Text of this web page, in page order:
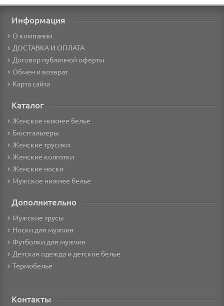
Информация
О компании
ДОСТАВКА И ОПЛАТА
Договор публичной оферты
Обмен и возврат
Карта сайта
Каталог
Женское нижнее белье
Бюстгальтеры
Женские трусики
Женские колготки
Женские носки
Мужское нижнее белье
Дополнительно
Мужские трусы
Носки для мужчин
Футболки для мужчин
Детская одежда и детское белье
Термобелье
Контакты